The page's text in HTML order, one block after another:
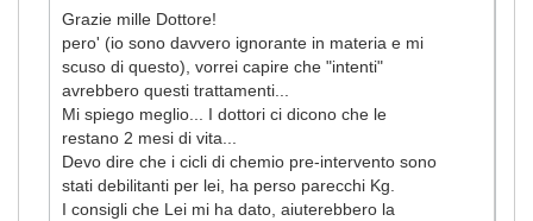
Grazie mille Dottore!
pero' (io sono davvero ignorante in materia e mi
scuso di questo), vorrei capire che "intenti"
avrebbero questi trattamenti...
Mi spiego meglio... I dottori ci dicono che le
restano 2 mesi di vita...
Devo dire che i cicli di chemio pre-intervento sono
stati debilitanti per lei, ha perso parecchi Kg.
I consigli che Lei mi ha dato, aiuterebbero la